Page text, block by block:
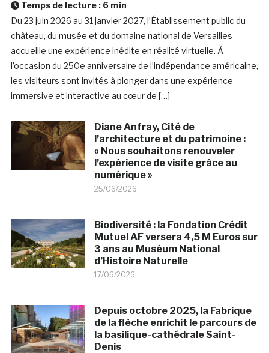
Temps de lecture : 6 min
Du 23 juin 2026 au 31 janvier 2027, l’Établissement public du
château, du musée et du domaine national de Versailles
accueille une expérience inédite en réalité virtuelle. À
l’occasion du 250e anniversaire de l’indépendance américaine,
les visiteurs sont invités à plonger dans une expérience
immersive et interactive au cœur de […]
Diane Anfray, Cité de
l’architecture et du patrimoine :
« Nous souhaitons renouveler
l’expérience de visite grâce au
numérique »
25/06/2026
Biodiversité : la Fondation Crédit
Mutuel AF versera 4,5 M Euros sur
3 ans au Muséum National
d’Histoire Naturelle
17/06/2026
Depuis octobre 2025, la Fabrique
de la flèche enrichit le parcours de
la basilique-cathédrale Saint-
Denis